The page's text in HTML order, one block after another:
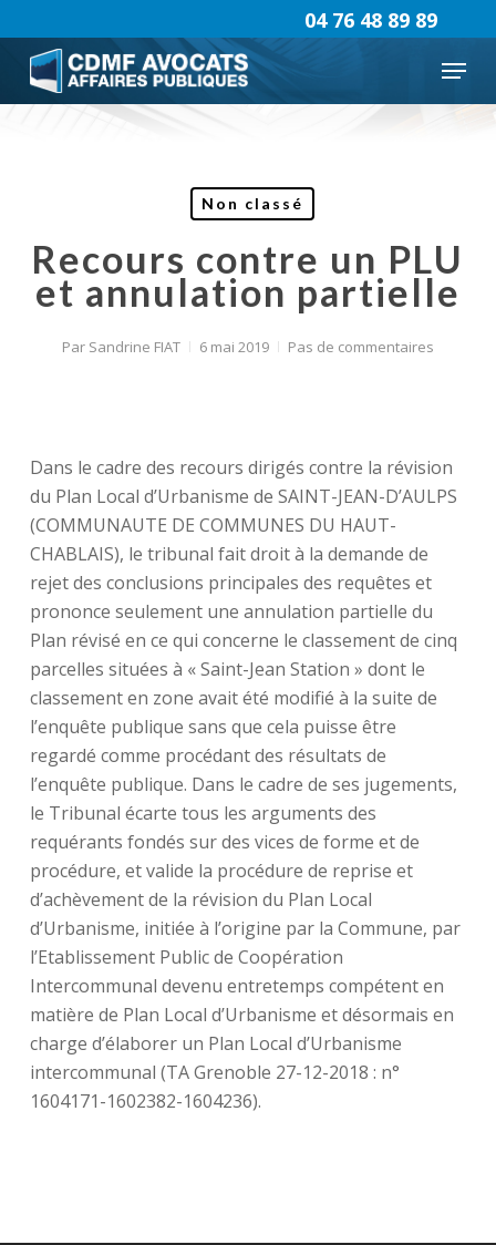
to
main
content
Menu
04 76 48 89 89
Non classé
Recours contre un PLU
et annulation partielle
ParSandrine FIAT 6 mai 2019 Pas de commentaires
Dans le cadre des recours dirigés contre la révision
du Plan Local d’Urbanisme de SAINT-JEAN-D’AULPS
(COMMUNAUTE DE COMMUNES DU HAUT-
CHABLAIS), le tribunal fait droit à la demande de
rejet des conclusions principales des requêtes et
prononce seulement une annulation partielle du
Plan révisé en ce qui concerne le classement de cinq
parcelles situées à « Saint-Jean Station » dont le
classement en zone avait été modifié à la suite de
l’enquête publique sans que cela puisse être
regardé comme procédant des résultats de
l’enquête publique. Dans le cadre de ses jugements,
le Tribunal écarte tous les arguments des
requérants fondés sur des vices de forme et de
procédure, et valide la procédure de reprise et
d’achèvement de la révision du Plan Local
d’Urbanisme, initiée à l’origine par la Commune, par
l’Etablissement Public de Coopération
Intercommunal devenu entretemps compétent en
matière de Plan Local d’Urbanisme et désormais en
charge d’élaborer un Plan Local d’Urbanisme
intercommunal (TA Grenoble 27-12-2018 : n°
1604171-1602382-1604236).